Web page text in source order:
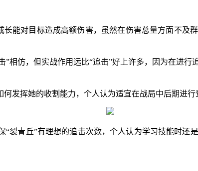
能对目标造成高额伤害，虽然在伤害总量方面不及
相仿，但实战作用远比“追击”好上许多，因为在进
发挥她的收割能力，个人认为适宜在战局中后期进
裂青丘”有理想的追击次数，个人认为学习技能时